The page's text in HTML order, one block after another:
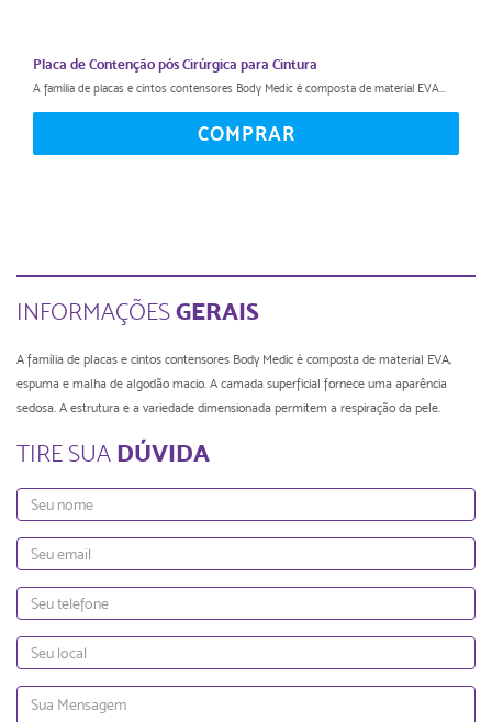
Placa de Contenção pós Cirúrgica para Cintura
A família de placas e cintos contensores Body Medic é composta de material EVA...
COMPRAR
INFORMAÇÕES GERAIS
A família de placas e cintos contensores Body Medic é composta de material EVA,
espuma e malha de algodão macio. A camada superficial fornece uma aparência
sedosa. A estrutura e a variedade dimensionada permitem a respiração da pele.
TIRE SUA DÚVIDA
Nome
Email
Telefone
Local
Mensagem